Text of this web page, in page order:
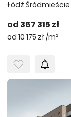
Łódź
od 367 315 zł
od 10 175 zł /m²